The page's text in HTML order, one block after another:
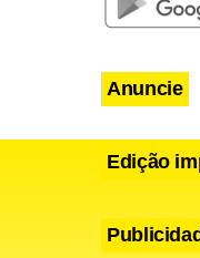
para
Anuncie
Edição